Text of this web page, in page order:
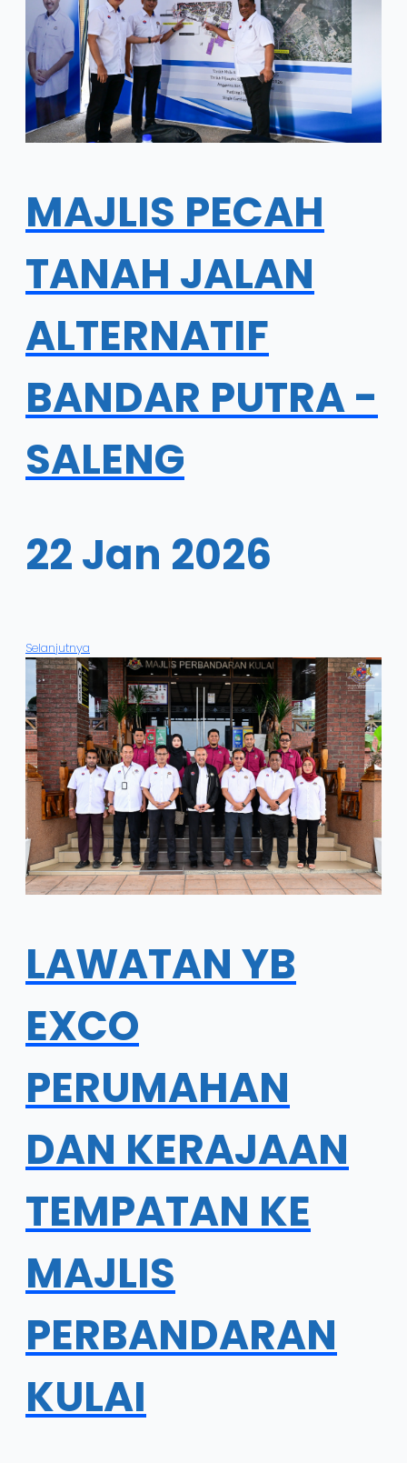
MAJLIS PECAH
TANAH JALAN
ALTERNATIF
BANDAR PUTRA -
SALENG
22 Jan 2026
Selanjutnya
LAWATAN YB
EXCO
PERUMAHAN
DAN KERAJAAN
TEMPATAN KE
MAJLIS
PERBANDARAN
KULAI